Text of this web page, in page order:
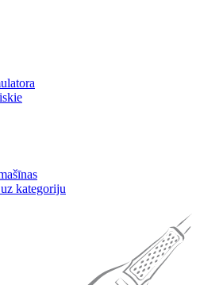
kategoriju